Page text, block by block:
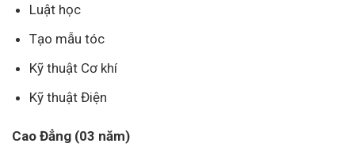
Luật học
Tạo mẫu tóc
Kỹ thuật Cơ khí
Kỹ thuật Điện
Cao Đẳng (03 năm)